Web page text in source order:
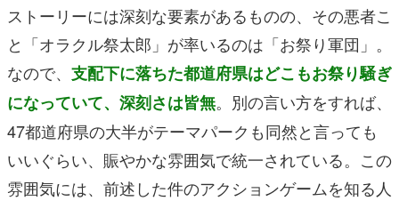
ストーリーには深刻な要素があるものの、その悪者こ
と「オラクル祭太郎」が率いるのは「お祭り軍団」。
なので、 支配下に落ちた都道府県はどこもお祭り騒ぎ
になっていて、深刻さは皆無。別の言い方をすれば、
47都道府県の大半がテーマパークも同然と言っても
いいぐらい、賑やかな雰囲気で統一されている。この
雰囲気には、前述した件のアクションゲームを知る人